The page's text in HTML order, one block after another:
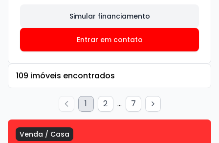
Simular financiamento
Entrar em contato
109 imóveis encontrados
1 2 ... 7
Venda / Casa